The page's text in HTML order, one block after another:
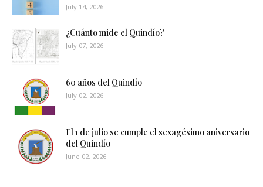
July 14, 2026
¿Cuánto mide el Quindío?
July 07, 2026
60 años del Quindío
July 02, 2026
El 1 de julio se cumple el sexagésimo aniversario
del Quindío
June 02, 2026